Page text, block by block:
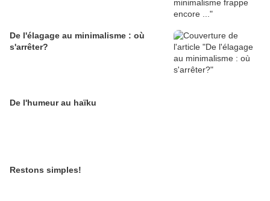
De l'élagage au minimalisme : où
s'arrêter?
De l'humeur au haïku
Restons simples!